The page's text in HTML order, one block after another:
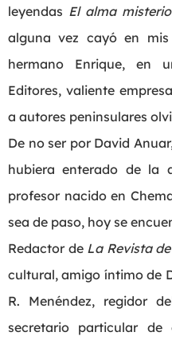
leyendas El alma
alguna vez cayó en
hermano Enrique, en
Editores, valiente
a autores peninsulares
De no ser por David
hubiera enterado de la
profesor nacido en
sea de paso, hoy se
Redactor de La Revista
cultural, amigo íntimo de
R. Menéndez, regidor
secretario particular de